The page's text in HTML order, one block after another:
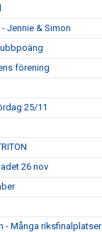
Jennie & Simon
förening
25/11
26 nov
- Många riksfinalplatser